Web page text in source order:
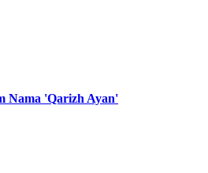
Nama 'Qarizh Ayan'